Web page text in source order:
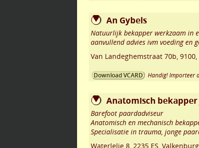
An Gybels
Natuurlijk bekapper werkzaam in
aanvullend advies ivm voeding en
Van Landeghemstraat 70b, 9100,
Download VCARD Handig! Importeer
Anatomisch bekapper
Barefoot paardadviseur
Anatomisch en mechanisch
Specialisatie in trauma, jonge
Waterlelie 8, 2235 ES, Valkenburg